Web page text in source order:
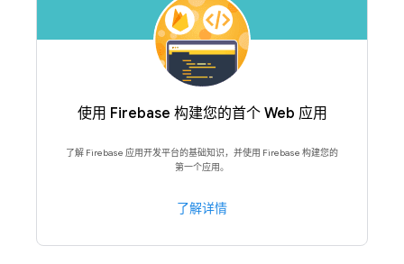
使用 Firebase 构建您的首个 Web 应用
了解 Firebase 应用开发平台的基础知识，并使用 Firebase 构建您的
第一个应用。
了解详情